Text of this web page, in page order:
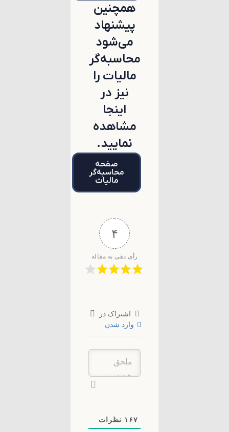
همچنین
پیشنهاد
می‌شود
محاسبه‌گر
مالیات را
نیز در
اینجا
مشاهده
نمایید.
صفحه
محاسبه‌گر
مالیات
۴
رأی دهی به مقاله
اشتراک در
وارد شدن
۱۶۷ نظرات